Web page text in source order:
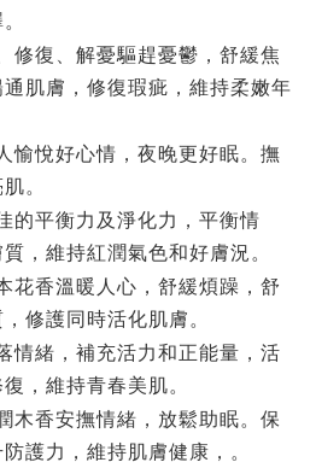
修復、解憂驅趕憂鬱，舒緩焦
肌膚，修復瑕疵，維持柔嫩年
愉悅好心情，夜晚更好眠。撫
。
的平衡力及淨化力，平衡情
，維持紅潤氣色和好膚況。
花香溫暖人心，舒緩煩躁，舒
修護同時活化肌膚。
情緒，補充活力和正能量，活
，維持青春美肌。
木香安撫情緒，放鬆助眠。保
護力，維持肌膚健康，。